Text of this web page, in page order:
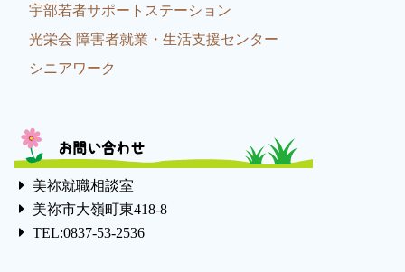
宇部若者サポートステーション
光栄会 障害者就業・生活支援センター
シニアワーク
お問い合わせ
美祢就職相談室
美祢市大嶺町東418-8
TEL:0837-53-2536